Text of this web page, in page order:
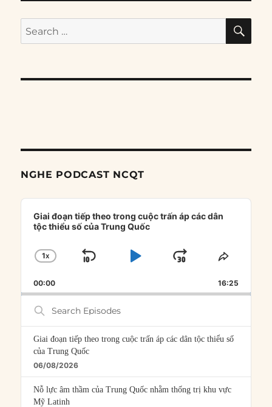
Search
for:
NGHE PODCAST NCQT
Audio
Player
Giai đoạn tiếp theo trong cuộc trấn áp các dân
tộc thiểu số của Trung Quốc
CHANGE
RATE
1X
SKIP
PLAYJUMP
FORWARD
SHARE
00:00 16:25
Search
Episodes
Giai đoạn tiếp theo trong cuộc trấn áp các dân tộc thiểu số
của Trung Quốc
06/08/2026
Nỗ lực âm thầm của Trung Quốc nhằm thống trị khu vực
Mỹ Latinh